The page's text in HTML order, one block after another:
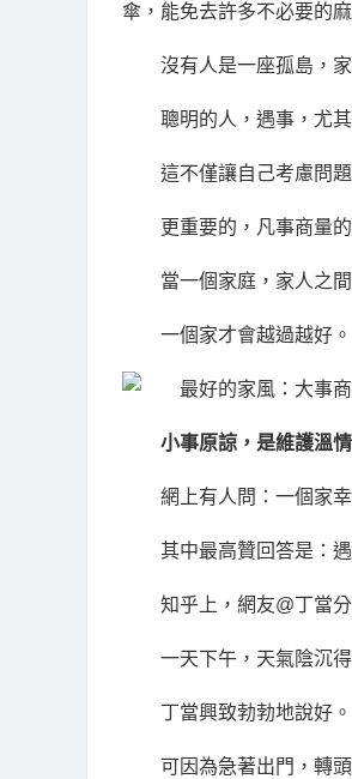
傘，能免去許多不必要的麻
沒有人是一座孤島，
聰明的人，遇事，尤
這不僅讓自己考慮問
更重要的，凡事商量
當一個家庭，家人之
一個家才會越過越好。
小事原諒，是維護溫
網上有人問：一個家
其中最高贊回答是：
知乎上，網友@丁當
一天下午，天氣陰沉
丁當興致勃勃地說好。
可因為急著出門，轉